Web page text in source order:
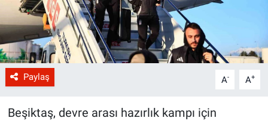
Paylaş A- A+
Beşiktaş, devre arası hazırlık kampı için